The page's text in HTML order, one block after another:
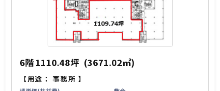
6階1110.48坪 (3671.02㎡)
【用途：事務所 】